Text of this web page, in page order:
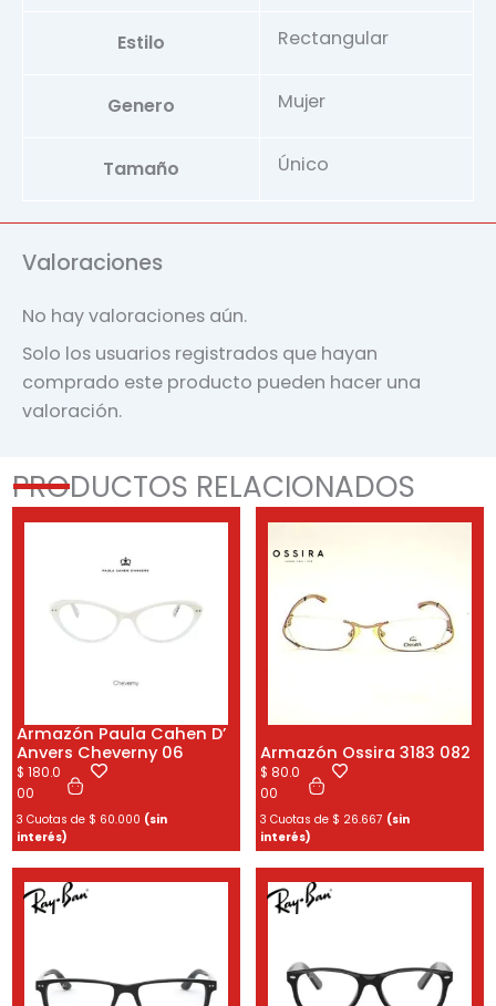
Estilo Rectangular
Genero Mujer
Tamaño Único
Valoraciones
No hay valoraciones aún.
Solo los usuarios registrados que hayan
comprado este producto pueden hacer una
valoración.
PRODUCTOS RELACIONADOS
Armazón Paula Cahen D’
Anvers Cheverny 06
$ 180.0
00
3 Cuotas de $ 60.000 (sin
interés)
Armazón Ossira 3183 082
$ 80.0
00
3 Cuotas de $ 26.667 (sin
interés)